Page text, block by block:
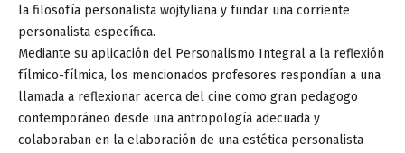
la filosofía personalista wojtyliana y fundar una corriente
personalista específica.
Mediante su aplicación del Personalismo Integral a la reflexión
fílmico-fílmica, los mencionados profesores respondían a una
llamada a reflexionar acerca del cine como gran pedagogo
contemporáneo desde una antropología adecuada y
colaboraban en la elaboración de una estética personalista